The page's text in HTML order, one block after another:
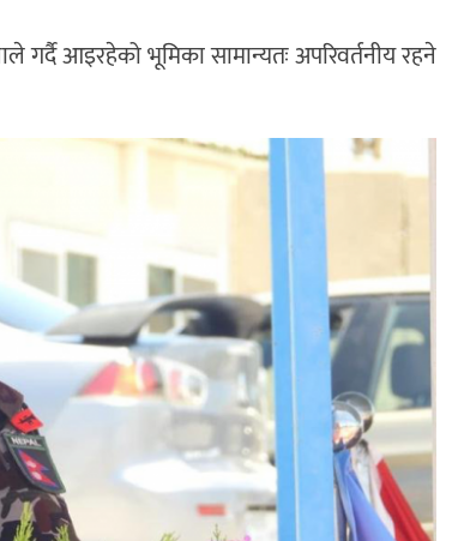
गर्दै आइरहेको भूमिका सामान्यतः अपरिवर्तनीय रहने